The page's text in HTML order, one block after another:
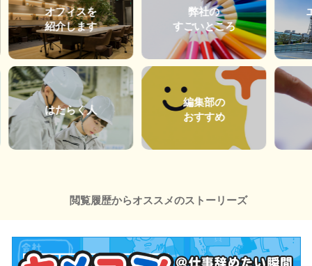
オフィスを
紹介します
はたらく人
弊社の
すごいところ
編集部の
おすすめ
閲覧履歴からオススメのストーリーズ